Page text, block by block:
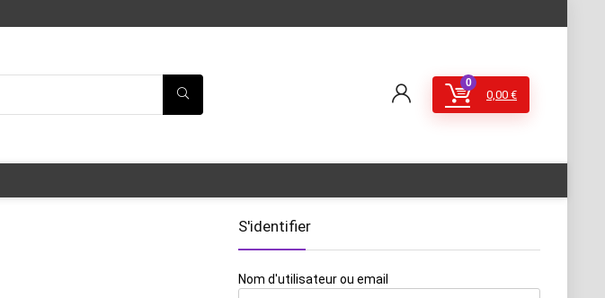
0
0,00 €
S'identifier
Nom d'utilisateur ou email